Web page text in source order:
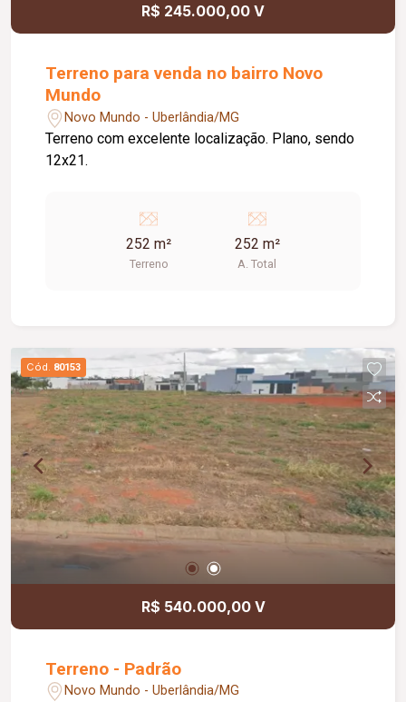
R$ 245.000,00 V
Terreno para venda no bairro Novo
Mundo
Novo Mundo - Uberlândia/MG
Terreno com excelente localização. Plano, sendo
12x21.
252 m²
Terreno
252 m²
A. Total
Cód. 80153
R$ 540.000,00 V
Terreno - Padrão
Novo Mundo - Uberlândia/MG